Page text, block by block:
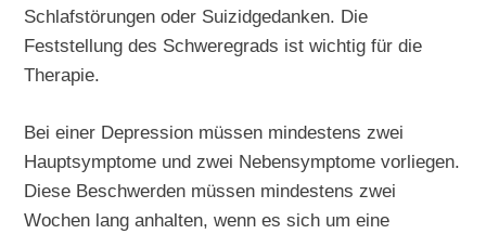
Schlafstörungen oder Suizidgedanken. Die
Feststellung des Schweregrads ist wichtig für die
Therapie.
Bei einer Depression müssen mindestens zwei
Hauptsymptome und zwei Nebensymptome vorliegen.
Diese Beschwerden müssen mindestens zwei
Wochen lang anhalten, wenn es sich um eine